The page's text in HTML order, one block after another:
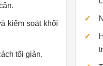
kiểm soát khối
tối giản.